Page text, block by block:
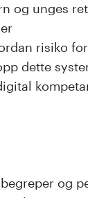
og unges
risiko
dette
og